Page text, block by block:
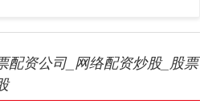
配资公司_网络配资炒股_股票